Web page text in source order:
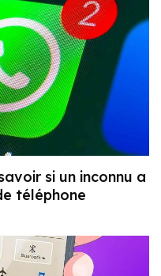
si un inconnu a
téléphone